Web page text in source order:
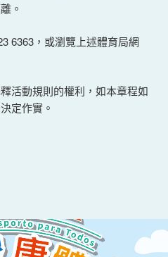
。
6363，或瀏覽上述體育局網
活動規則的權利，如本章程如
定作實。